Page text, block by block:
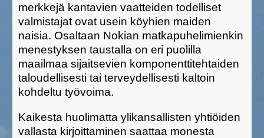
merkkejä kantavien vaatteiden todelliset
valmistajat ovat usein köyhien maiden
naisia. Osaltaan Nokian matkapuhelimienkin
menestyksen taustalla on eri puolilla
maailmaa sijaitsevien komponenttitehtaiden
taloudellisesti tai terveydellisesti kaltoin
kohdeltu työvoima.
Kaikesta huolimatta ylikansallisten yhtiöiden
vallasta kirjoittaminen saattaa monesta